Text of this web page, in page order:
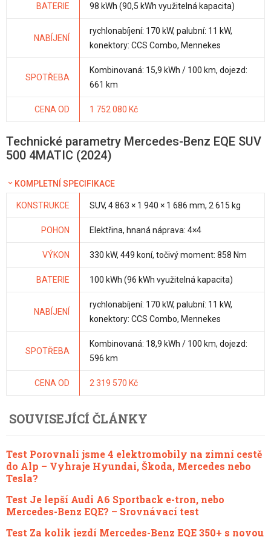
BATERIE 98 kWh (90,5 kWh využitelná kapacita)
NABÍJENÍ
rychlonabíjení: 170 kW, palubní: 11 kW,
konektory: CCS Combo, Mennekes
SPOTŘEBA
Kombinovaná: 15,9 kWh / 100 km, dojezd:
661 km
CENA OD 1 752 080 Kč
Technické parametry Mercedes-Benz EQE SUV
500 4MATIC (2024)
KOMPLETNÍ SPECIFIKACE
KONSTRUKCE SUV, 4 863 × 1 940 × 1 686 mm, 2 615 kg
POHON Elektřina, hnaná náprava: 4×4
VÝKON 330 kW, 449 koní, točivý moment: 858 Nm
BATERIE 100 kWh (96 kWh využitelná kapacita)
NABÍJENÍ
rychlonabíjení: 170 kW, palubní: 11 kW,
konektory: CCS Combo, Mennekes
SPOTŘEBA
Kombinovaná: 18,9 kWh / 100 km, dojezd:
596 km
CENA OD 2 319 570 Kč
SOUVISEJÍCÍ ČLÁNKY
Test Porovnali jsme 4 elektromobily na zimní cestě
do Alp – Vyhraje Hyundai, Škoda, Mercedes nebo
Tesla?
Test Je lepší Audi A6 Sportback e-tron, nebo
Mercedes-Benz EQE? – Srovnávací test
Test Za kolik jezdí Mercedes-Benz EQE 350+ s novou